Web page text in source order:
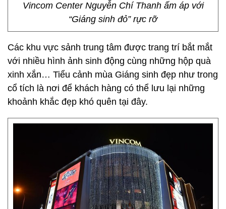
Vincom Center Nguyễn Chí Thanh ấm áp với
“Giáng sinh đỏ” rực rỡ
Các khu vực sảnh trung tâm được trang trí bắt mắt
với nhiều hình ảnh sinh động cùng những hộp quà
xinh xắn… Tiểu cảnh mùa Giáng sinh đẹp như trong
cổ tích là nơi để khách hàng có thể lưu lại những
khoảnh khắc đẹp khó quên tại đây.